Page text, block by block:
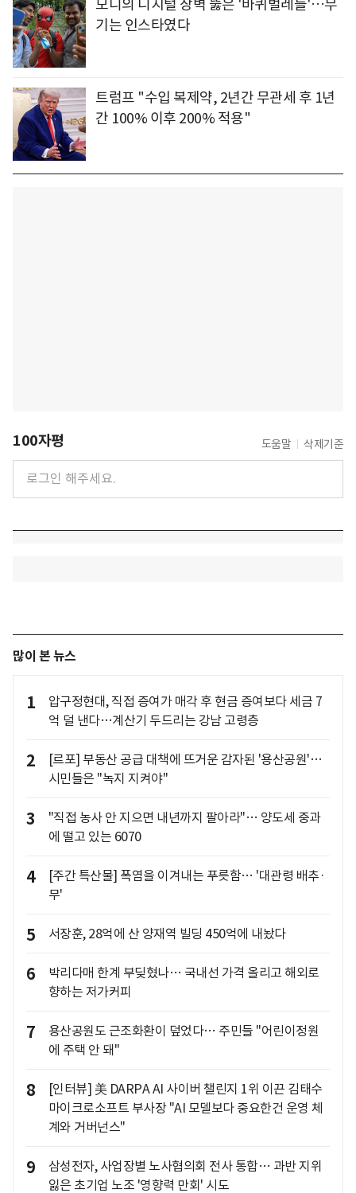
모디의 디지털 장벽 뚫은 '바퀴벌레들'…무
기는 인스타였다
트럼프 "수입 복제약, 2년간 무관세 후 1년
간 100% 이후 200% 적용"
100자평 도움말 삭제기준
많이 본 뉴스
1
압구정현대, 직접 증여가 매각 후 현금 증여보다 세금 7
억 덜 낸다…계산기 두드리는 강남 고령층
2
[르포] 부동산 공급 대책에 뜨거운 감자된 '용산공원'…
시민들은 "녹지 지켜야"
3
"직접 농사 안 지으면 내년까지 팔아라"… 양도세 중과
에 떨고 있는 6070
4
[주간 특산물] 폭염을 이겨내는 푸릇함… '대관령 배추·
무'
5 서장훈, 28억에 산 양재역 빌딩 450억에 내놨다
6
박리다매 한계 부딪혔나… 국내선 가격 올리고 해외로
향하는 저가커피
7
용산공원도 근조화환이 덮었다… 주민들 "어린이정원
에 주택 안 돼"
8
[인터뷰] 美 DARPA AI 사이버 챌린지 1위 이끈 김태수
마이크로소프트 부사장 "AI 모델보다 중요한건 운영 체
계와 거버넌스"
9
삼성전자, 사업장별 노사협의회 전사 통합… 과반 지위
잃은 초기업 노조 '영향력 만회' 시도